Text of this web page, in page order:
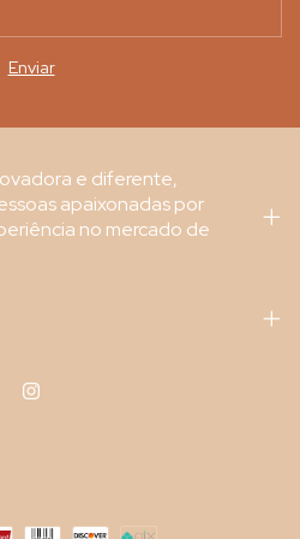
e diferente,
apaixonadas por
no mercado de